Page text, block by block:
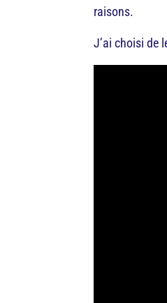
raisons.
J’ai choisi de